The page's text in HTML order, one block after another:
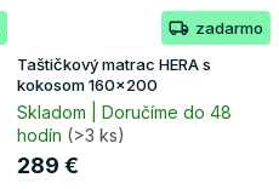
zadarmo
Taštičkový matrac HERA s
kokosom 160x200
Skladom | Doručíme do 48
hodín (>3 ks)
289 €